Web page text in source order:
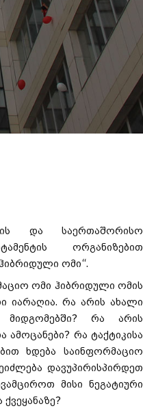
და საერთაშორისო
ორგანიზებით
ომი“.
ომი ჰიბრიდული ომის
იარაღია. რა არის ახალი
მიდგომებში? რა არის
ამოცანები? რა ტაქტიკისა
ხდება საინფორმაციო
დავუპირისპირდეთ
მისი ნეგატიური